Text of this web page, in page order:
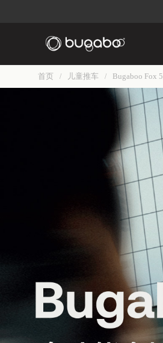
首页 / 儿童推车 / Bugaboo Fox 5